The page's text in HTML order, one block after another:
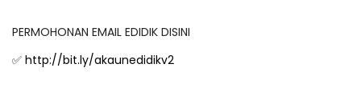
PERMOHONAN EMAIL EDIDIK DISINI
✅ http://bit.ly/akaunedidikv2